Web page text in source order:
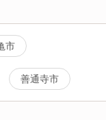
市
善通寺市